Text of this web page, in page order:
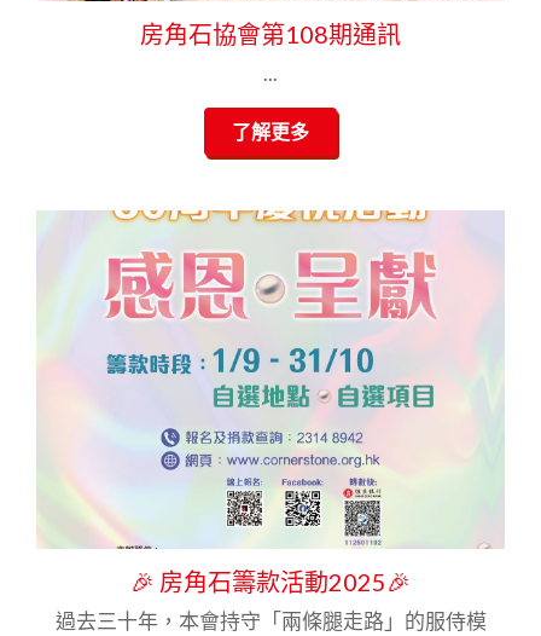
房角石協會第108期通訊
...
了解更多
🎉 房角石籌款活動2025🎉
過去三十年，本會持守「兩條腿走路」的服侍模